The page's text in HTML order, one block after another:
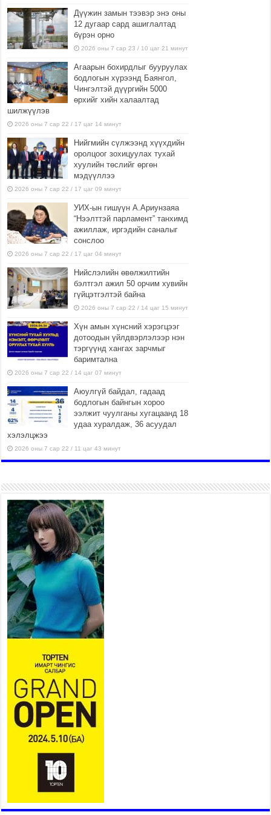
Дүүжин замын тээвэр энэ оны
12 дугаар сард ашиглалтад
бүрэн орно
2026 оны 7 сар 23 / 10 цаг 21 минут
Агаарын бохирдлыг бууруулах
бодлогын хүрээнд Баянгол,
Чингэлтэй дүүргийн 5000
өрхийг хийн халаалтад
шилжүүлэв
2026 оны 7 сар 22 / 17 цаг 14 минут
Нийгмийн сүлжээнд хүүхдийн
оролцоог зохицуулах тухай
хуулийн төслийг өргөн
мэдүүллээ
2026 оны 7 сар 22 / 17 цаг 09 минут
УИХ-ын гишүүн А.Ариунзаяа
“Нээлттэй парламент” танхимд
ажиллаж, иргэдийн саналыг
сонслоо
2026 оны 7 сар 22 / 17 цаг 04 минут
Нийслэлийн өвөлжилтийн
бэлтгэл ажил 50 орчим хувийн
гүйцэтгэлтэй байна
2026 оны 7 сар 22 / 14 цаг 15 минут
Хүн амын хүнсний хэрэгцээг
дотоодын үйлдвэрлэлээр нэн
тэргүүнд хангах зарчмыг
баримтална
2026 оны 7 сар 22 / 14 цаг 07 минут
Аюулгүй байдал, гадаад
бодлогын байнгын хороо
ээлжит чуулганы хугацаанд 18
удаа хуралдаж, 36 асуудал
хэлэлцжээ
2026 оны 7 сар 22 / 11 цаг 43 минут
боломжтой-Хүүхэд хөгжүүлэх
төв” байгуулах төсөлд төр,
хувийн хэвшлийн түншлэлийн хүрээнд хамтран
ажиллахыг урьж байна
2026 оны 7 сар 22 / 9 цаг 28 минут
Б.Пүрэвдагва: “Урт цагаан”-ыг
залуучууд чөлөөт цагаа
өнгөрүүлдэг, жуулчид зорьж
ирдэг цэг болгоно
2026 оны 7 сар 21 / 16 цаг 47 минут
Тусгай замын автобус /BRT/ төслийн удирдах
хорооны ээлжит хуралдаан боллоо
Ерөнхий сайд Н.Учрал БНХАУ-аас Монгол Улсад
суугаа Элчин сайд Шэнь Миньжюанийг хүлээн
авч уулзав
2026 оны 7 сар 21 / 16 цаг 39 минут
БҮГД НАЙРАМДАХ ТАЖИКИСТАН УЛСТАЙ
ЭДИЙН ЗАСГИЙН ХАМТЫН АЖИЛЛАГААГ
ӨРГӨЖҮҮЛНЭ
2026 оны 7 сар 21 / 16 цаг 34 минут
26,992 суралцагч хотхоны бага сургуульд, 8100
суралцагч төрөлжсөн ахлах сургуульд
суралцана
2026 оны 7 сар 21 / 13 цаг 43 минут